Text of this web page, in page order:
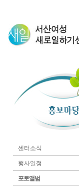
센터소식
행사일정
포토앨범